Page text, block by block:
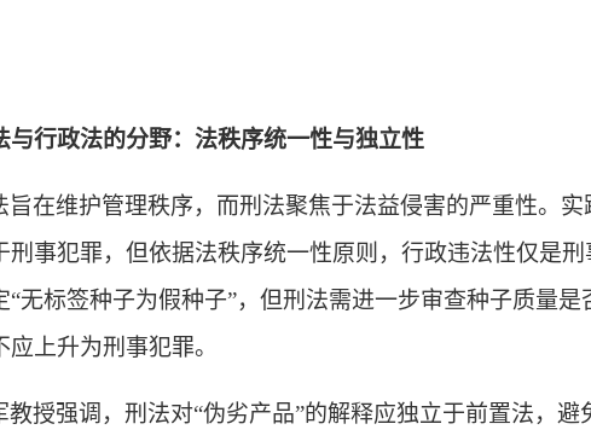
与行政法的分野：法秩序统一性与独立性
旨在维护管理秩序，而刑法聚焦于法益侵害的严重性。
刑事犯罪，但依据法秩序统一性原则，行政违法性仅是
“无标签种子为假种子”，但刑法需进一步审查种子质量
应上升为刑事犯罪。
教授强调，刑法对“伪劣产品”的解释应独立于前置法，